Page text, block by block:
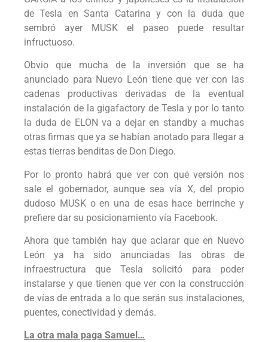
de Tesla en Santa Catarina y con la duda que
sembró ayer MUSK el paseo puede resultar
infructuoso.
Obvio que mucha de la inversión que se ha
anunciado para Nuevo León tiene que ver con las
cadenas productivas derivadas de la eventual
instalación de la gigafactory de Tesla y por lo tanto
la duda de ELON va a dejar en standby a muchas
otras firmas que ya se habían anotado para llegar a
estas tierras benditas de Don Diego.
Por lo pronto habrá que ver con qué versión nos
sale el gobernador, aunque sea vía X, del propio
dudoso MUSK o en una de esas hace berrinche y
prefiere dar su posicionamiento vía Facebook.
Ahora que también hay que aclarar que en Nuevo
León ya ha sido anunciadas las obras de
infraestructura que Tesla solicitó para poder
instalarse y que tienen que ver con la construcción
de vías de entrada a lo que serán sus instalaciones,
puentes, conectividad y demás.
La otra mala paga Samuel…